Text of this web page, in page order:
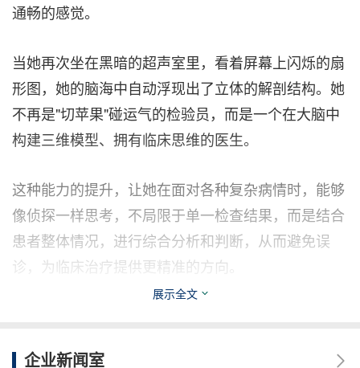
通畅的感觉。
当她再次坐在黑暗的超声室里，看着屏幕上闪烁的扇
形图，她的脑海中自动浮现出了立体的解剖结构。她
不再是"切苹果"碰运气的检验员，而是一个在大脑中
构建三维模型、拥有临床思维的医生。
这种能力的提升，让她在面对各种复杂病情时，能够
像侦探一样思考，不局限于单一检查结果，而是结合
患者整体情况，进行综合分析和判断，从而避免误
诊，为临床治疗提供更精准的方向。
展示全文
企业新闻室